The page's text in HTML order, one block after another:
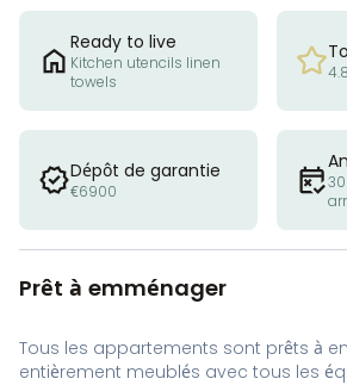
Ready to live
Kitchen utencils linen
towels
Dépôt de garantie
€6900
Prêt à emménager
Tous les appartements sont prêts à
entièrement meublés avec tous les